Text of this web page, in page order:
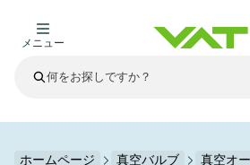
メニュー
ホームページ 真空バルブ
真空オ